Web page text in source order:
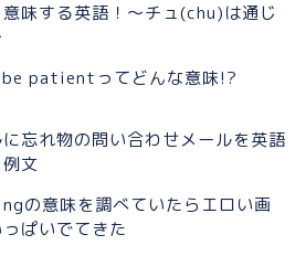
味する英語！〜チュ(chu)は通じ
patientってどんな意味!?
忘れ物の問い合わせメールを英語
文
の意味を調べていたらエロい画
ぱいでてきた